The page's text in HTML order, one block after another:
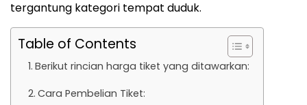
tergantung kategori tempat duduk.
Table of Contents
Berikut rincian harga tiket yang ditawarkan:
Cara Pembelian Tiket: